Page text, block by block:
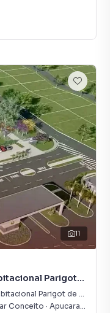
11
Parigot
Parigot de Souza
Conceito · Apucarana